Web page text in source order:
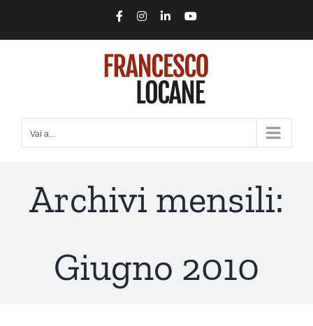
FacebookInstagram
LinkedInYouTube
Vai a...
Archivi mensili:
Giugno 2010